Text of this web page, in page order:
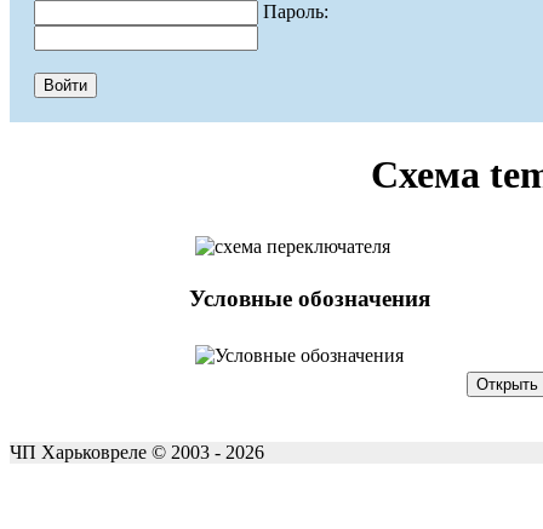
Пароль:
Схема
Условные обозначения
ЧП Харьковреле © 2003 - 2026